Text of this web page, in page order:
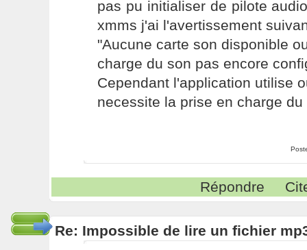
pas pu initialiser de pilote
xmms j'ai l'avertissement
"Aucune carte son disponible
charge du son pas encore
Cependant l'application utilise
necessite la prise en charge du
Répondre
Re: Impossible de lire un fichier